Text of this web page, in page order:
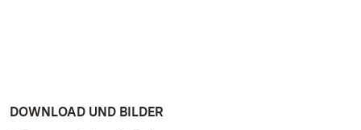
DOWNLOAD UND BILDER